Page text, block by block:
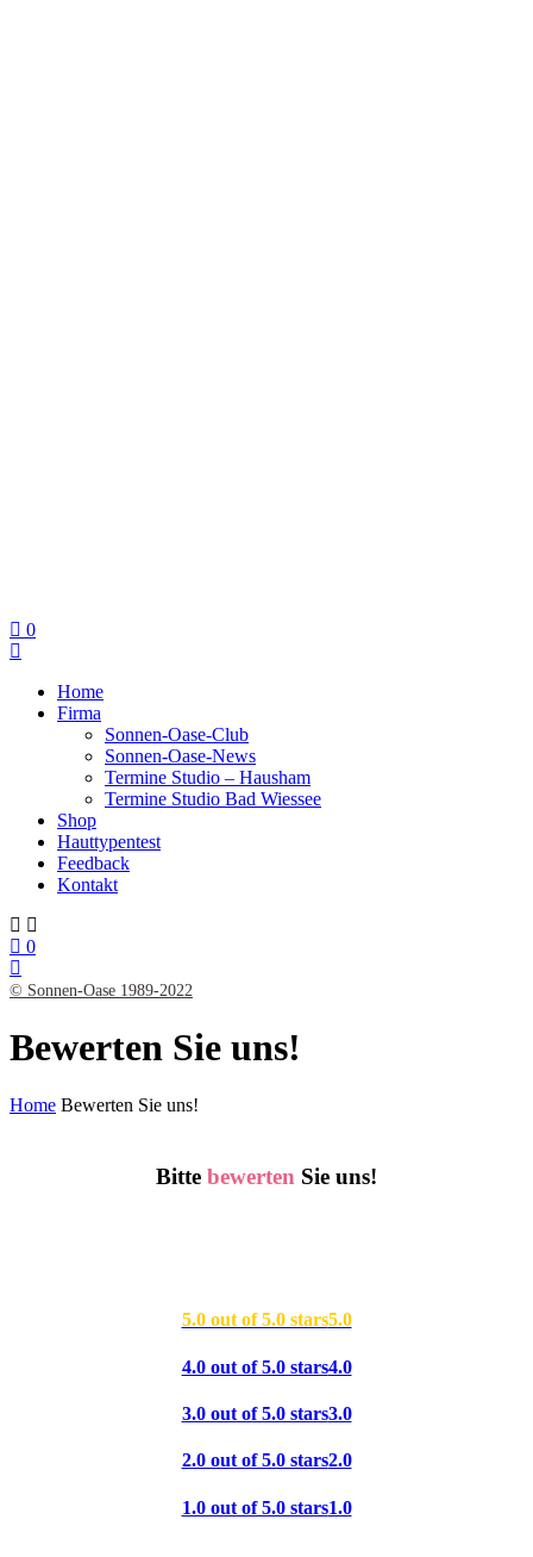
0
Home
Firma
Sonnen-Oase-Club
Sonnen-Oase-News
Termine Studio – Hausham
Termine Studio Bad Wiessee
Shop
Hauttypentest
Feedback
Kontakt
0
© Sonnen-Oase 1989-2022
Bewerten Sie uns!
Home Bewerten Sie uns!
Bitte bewerten Sie uns!
5.0 out of 5.0 stars5.0
4.0 out of 5.0 stars4.0
3.0 out of 5.0 stars3.0
2.0 out of 5.0 stars2.0
1.0 out of 5.0 stars1.0